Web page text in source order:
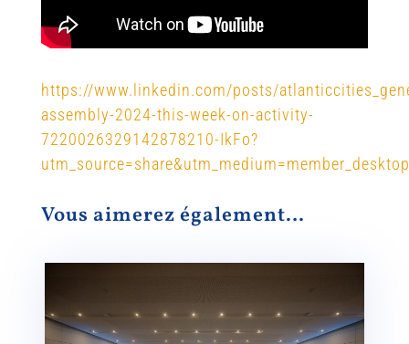
https://www.linkedin.com/posts/
assembly-2024-this-week-on-activity-
7220026329142878210-IkFo?
utm_source=share&utm_medium=member_desktop
Vous aimerez également…